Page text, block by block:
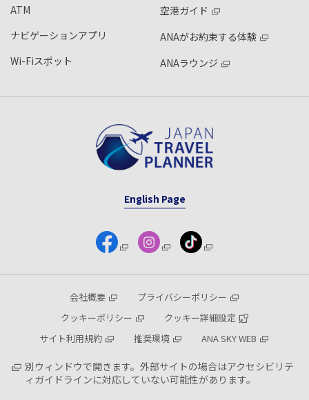
ATM
ナビゲーションアプリ
Wi-Fiスポット
空港ガイド
ANAがお約束する体験
ANAラウンジ
English Page
会社概要
プライバシーポリシー
クッキーポリシー
クッキー詳細設定
サイト利用規約
推奨環境 ANA SKY WEB
別ウィンドウで開きます。外部サイトの場合はアクセシビリテ
ィガイドラインに対応していない可能性があります。